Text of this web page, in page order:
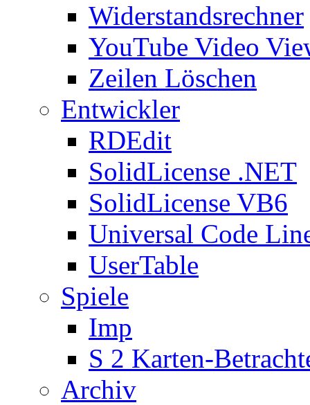
Widerstandsrechner
YouTube Video
Zeilen Löschen
Entwickler
RDEdit
SolidLicense .NET
SolidLicense VB6
Universal Code
UserTable
Spiele
Imp
S 2 Karten-
Archiv